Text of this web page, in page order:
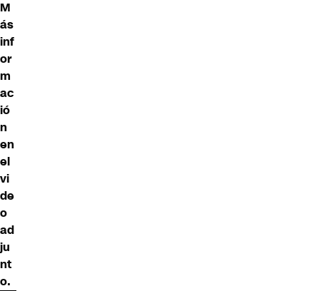
M
ás
inf
or
m
ac
ió
n
en
el
vi
de
o
ad
ju
nt
o.